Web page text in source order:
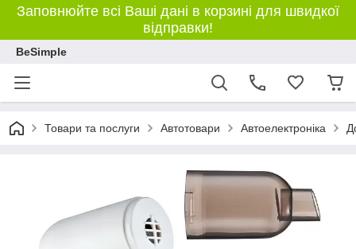
Заповнюйте всі Ваші дані в корзині для швидкої
відправки!
BeSimple
Товари та послуги Автотовари Автоелектроніка